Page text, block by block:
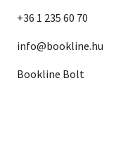
+36 1 235 60 70
info@bookline.hu
Bookline Bolt